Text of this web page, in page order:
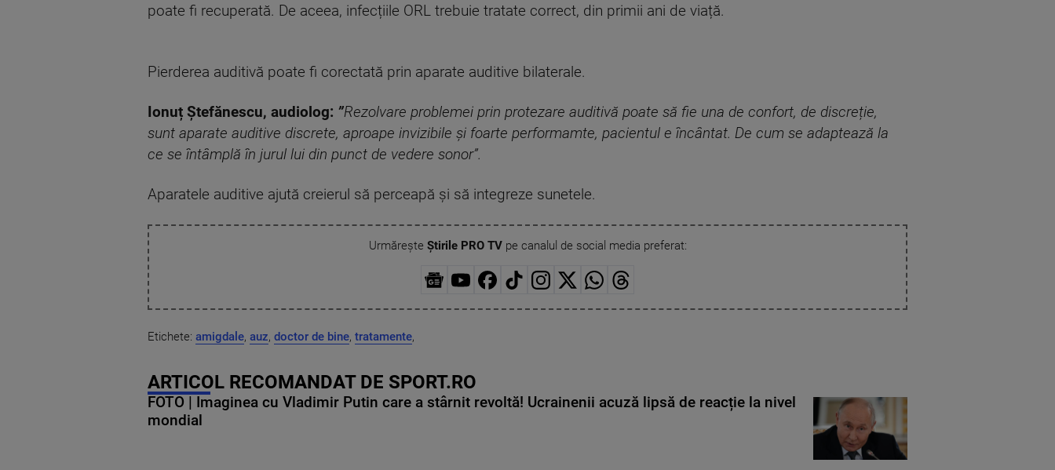
poate fi recuperată. De aceea, infecțiile ORL trebuie tratate correct, din primii ani de viață.
Pierderea auditivă poate fi corectată prin aparate auditive bilaterale.
Ionuț Ștefănescu, audiolog: ”Rezolvare problemei prin protezare auditivă poate să fie una de confort, de discreție,
sunt aparate auditive discrete, aproape invizibile și foarte performamte, pacientul e încântat. De cum se adaptează la
ce se întâmplă în jurul lui din punct de vedere sonor”.
Aparatele auditive ajută creierul să perceapă și să integreze sunetele.
Urmărește Știrile PRO TVpe canalul de social media preferat:
Etichete: amigdale, auz, doctor de bine, tratamente,
ARTICOL RECOMANDAT DE SPORT.RO
FOTO | Imaginea cu Vladimir Putin care a stârnit revoltă! Ucrainenii acuză lipsă de reacție la nivel
mondial